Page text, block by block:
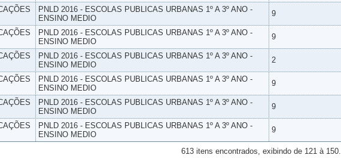
PNLD 2016 - ESCOLAS PUBLICAS URBANAS 1º A 3º ANO -
ENSINO MEDIO
9
PNLD 2016 - ESCOLAS PUBLICAS URBANAS 1º A 3º ANO -
ENSINO MEDIO
9
PNLD 2016 - ESCOLAS PUBLICAS URBANAS 1º A 3º ANO -
ENSINO MEDIO
2
PNLD 2016 - ESCOLAS PUBLICAS URBANAS 1º A 3º ANO -
ENSINO MEDIO
9
PNLD 2016 - ESCOLAS PUBLICAS URBANAS 1º A 3º ANO -
ENSINO MEDIO
9
PNLD 2016 - ESCOLAS PUBLICAS URBANAS 1º A 3º ANO -
ENSINO MEDIO
9
613 itens encontrados, exibindo de 121 à 150.